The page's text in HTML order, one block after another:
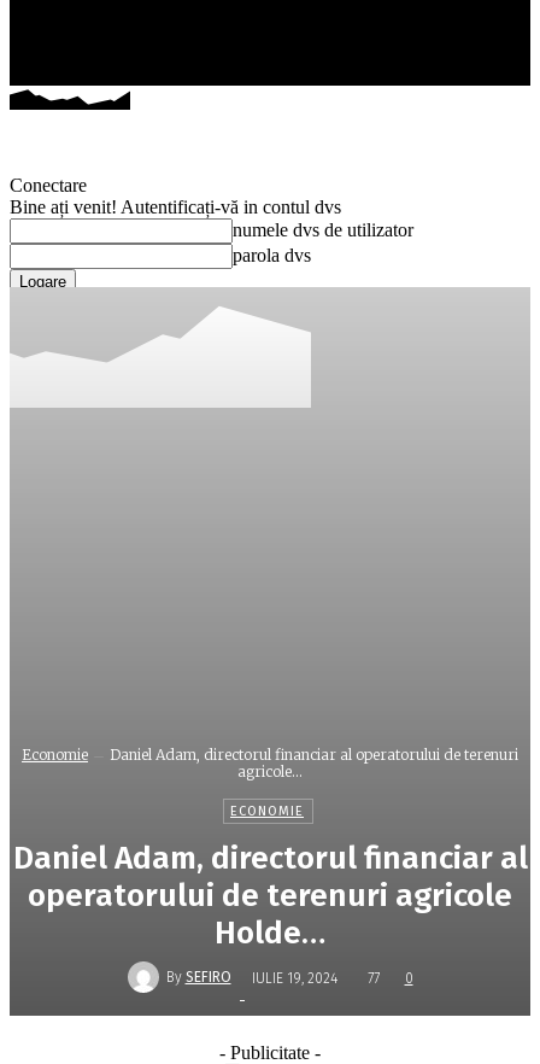
Conectare
Bine ați venit! Autentificați-vă in contul dvs
numele dvs de utilizator
parola dvs
Ați uitat parola? obține ajutor
Recuperați-vă parola
Economie
Daniel Adam, directorul financiar al operatorului de terenuri
agricole...
ECONOMIE
Daniel Adam, directorul financiar al
operatorului de terenuri agricole
Holde…
By SEFIRO
-
IULIE 19, 2024 77 0
- Publicitate -